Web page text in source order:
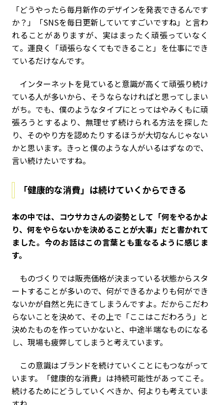
「どうやったら毎月新作のデザインを発表できるんです
か？」「SNSを毎日更新していてすごいですね」と言わ
れることがありますが、実はまったく頑張っていなく
て。運良く「頑張らなくてもできること」を仕事にでき
ているだけなんです。
インターネットを見ていると意識が高くて頑張り続け
ている人が多いから、そうならなければと思ってしまい
がち。でも、僕のようなタイプにとってはやみくもに頑
張ろうとするより、無理せず続けられる方法を探した
り、そのやり方を認めたりするほうが大切なんじゃない
かと思います。きっと僕のような人がいるはずなので、
言い続けたいですね。
「健康的な消費」は続けていくからできる
――本の中では、コウサカさんの姿勢として「何をやるかよ
り、何をやらないかを決めることが大事」だと書かれて
ました。今のお話はこの言葉とも重なるように感じま
す。
ものづくりでは販売価格が決まっている状態からスタ
ートすることが多いので、何ができるかよりも何ができ
ないかが自然と先にきてしまうんですよ。だからこだわ
らないことを決めて、その上で「ここはこだわろう」と
決めたものを作っていかないと、中途半端なものになる
し、現場も疲弊してしまうと考えています。
この意識はブランドを続けていくことにもつながって
います。「健康的な消費」は持続可能性があってこそ。
続けるためにどうしていくべきか、何よりも考えていま